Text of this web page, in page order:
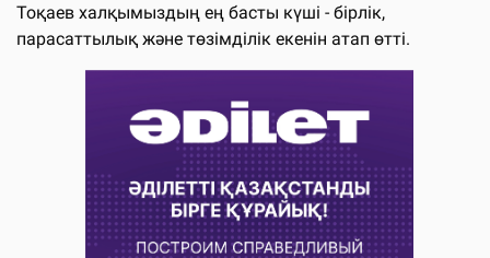
Тоқаев халқымыздың ең басты күші - бірлік,
парасаттылық және төзімділік екенін атап өтті.